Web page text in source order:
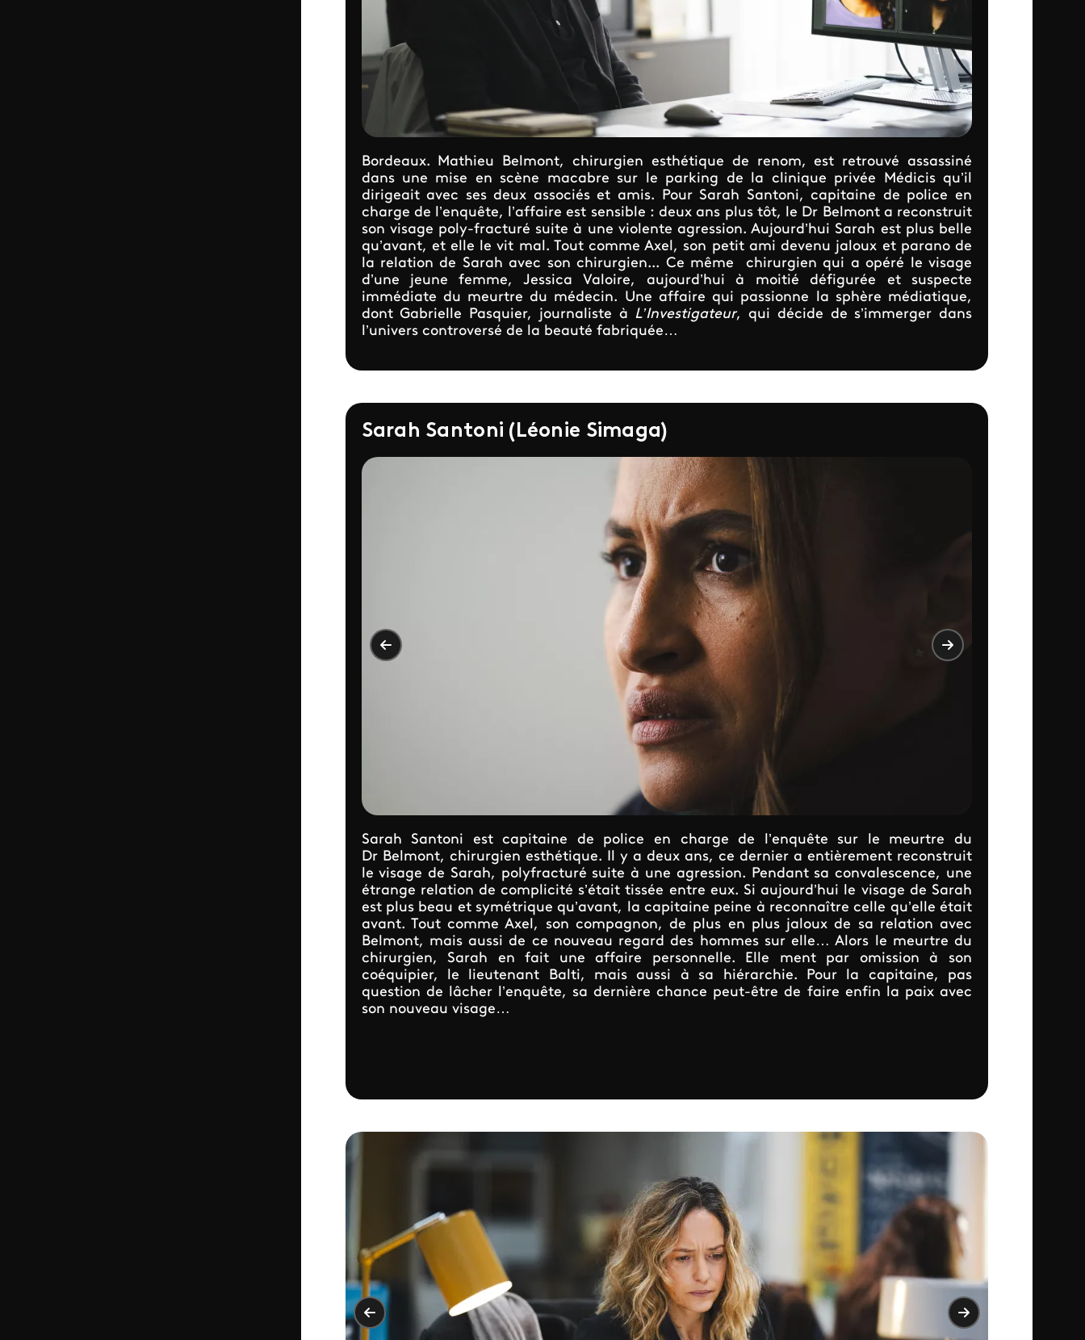
Bordeaux. Mathieu Belmont, chirurgien esthétique de renom, est retrouvé assassiné
dans une mise en scène macabre sur le parking de la clinique privée Médicis qu’il
dirigeait avec ses deux associés et amis. Pour Sarah Santoni, capitaine de police en
charge de l’enquête, l’affaire est sensible : deux ans plus tôt, le Dr Belmont a reconstruit
son visage poly-fracturé suite à une violente agression. Aujourd’hui Sarah est plus belle
qu’avant, et elle le vit mal. Tout comme Axel, son petit ami devenu jaloux et parano de
la relation de Sarah avec son chirurgien... Ce même chirurgien qui a opéré le visage
d’une jeune femme, Jessica Valoire, aujourd’hui à moitié défigurée et suspecte
immédiate du meurtre du médecin. Une affaire qui passionne la sphère médiatique,
dont Gabrielle Pasquier, journaliste à L’Investigateur, qui décide de s’immerger dans
l’univers controversé de la beauté fabriquée…
Sarah Santoni (Léonie Simaga)
Sarah Santoni est capitaine de police en charge de l’enquête sur le meurtre du
Dr Belmont, chirurgien esthétique. Il y a deux ans, ce dernier a entièrement reconstruit
le visage de Sarah, polyfracturé suite à une agression. Pendant sa convalescence, une
étrange relation de complicité s’était tissée entre eux. Si aujourd’hui le visage de Sarah
est plus beau et symétrique qu’avant, la capitaine peine à reconnaître celle qu’elle était
avant. Tout comme Axel, son compagnon, de plus en plus jaloux de sa relation avec
Belmont, mais aussi de ce nouveau regard des hommes sur elle… Alors le meurtre du
chirurgien, Sarah en fait une affaire personnelle. Elle ment par omission à son
coéquipier, le lieutenant Balti, mais aussi à sa hiérarchie. Pour la capitaine, pas
question de lâcher l’enquête, sa dernière chance peut-être de faire enfin la paix avec
son nouveau visage…